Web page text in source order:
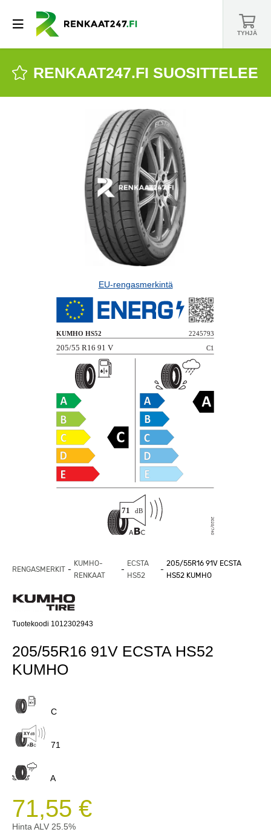
TYHJÄ
RENGASMERKIT
KUMHO-
RENKAAT
ECSTA
HS52
205/55R16 91V ECSTA
HS52 KUMHO
Tuotekoodi 1012302943
205/55R16 91V ECSTA HS52
KUMHO
C
71
A
71,55 €
Hinta ALV 25.5%
RENKAAT247.FI SUOSITTELEE
EU-rengasmerkintä